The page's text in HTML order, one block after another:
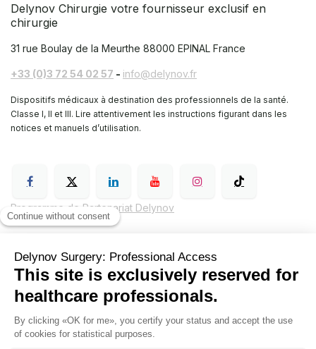
Delynov Chirurgie votre fournisseur exclusif en
chirurgie
31 rue Boulay de la Meurthe 88000 EPINAL France
+33 (0)3 72 54 02 57 - info@delynov.fr
Dispositifs médicaux à destination des professionnels de la santé.
Classe I, II et III. Lire attentivement les instructions figurant dans les
notices et manuels d’utilisation.
Programme de Partenariat Delynov
Conditions générales de vente (CGV)
Mentions légales
Politique de confidentialité de Delynov Chirurgie
Hyginov